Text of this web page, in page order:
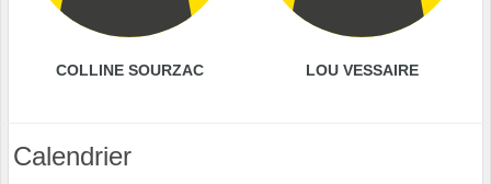
COLLINE SOURZAC LOU VESSAIRE
Calendrier